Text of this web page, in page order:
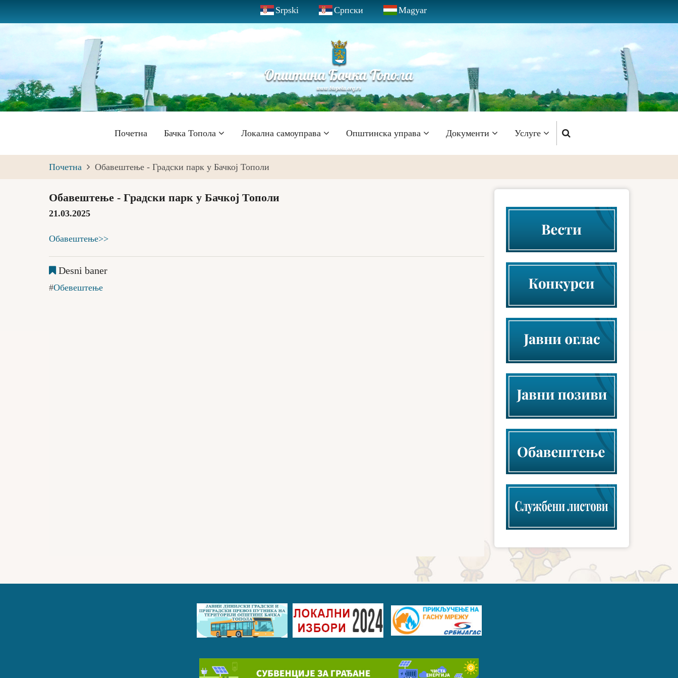
to
main
content
Srpski Српски Magyar
Главна
навигација
Почетна Бачка Топола Локална самоуправа Општинска управа Документи Услуге
Почетна Обавештење - Градски парк у Бачкој Тополи
Обавештење - Градски парк у Бачкој Тополи
21.03.2025
Обавештење>>
Desni baner
Обевештење